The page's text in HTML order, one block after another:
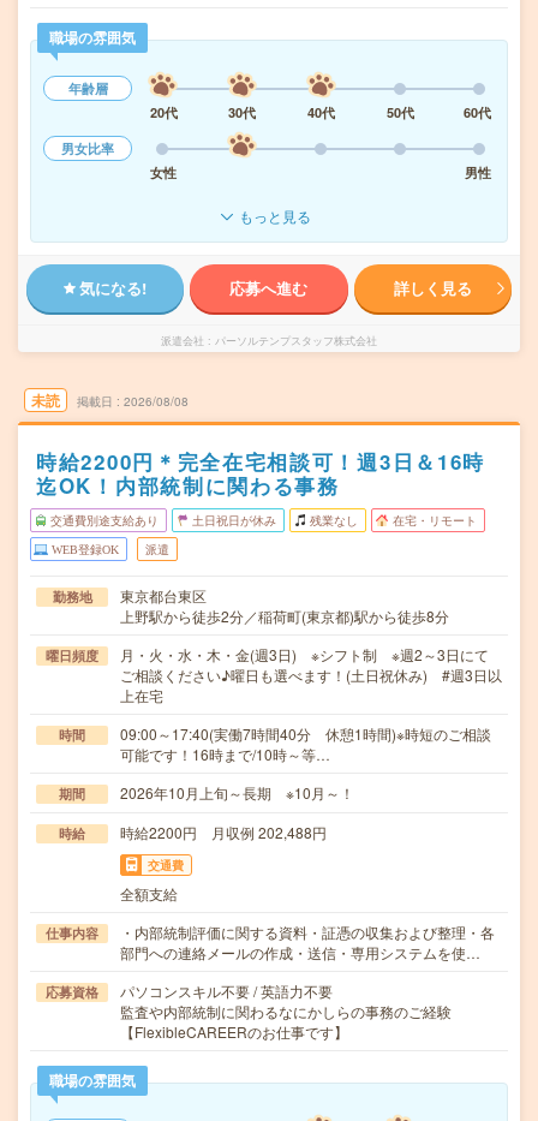
職場の雰囲気
年齢層
20代
30代 40代 50代
60代
男女比率
女性
男性
もっと見る
気になる! 応募へ進む 詳しく見る
派遣会社 パーソルテンプスタッフ株式会社
未読 掲載日 2026/08/08
時給2200円＊完全在宅相談可！週3日＆16時
迄OK！内部統制に関わる事務
交通費別途支給あり 土日祝日が休み 残業なし 在宅・リモート
WEB登録OK 派遣
勤務地
東京都台東区
上野駅から徒歩2分／稲荷町(東京都)駅から徒歩8分
曜日頻度
月・火・水・木・金(週3日) ※シフト制 ※週2～3日にて
ご相談ください♪曜日も選べます！(土日祝休み) #週3日以
上在宅
時間
09:00～17:40(実働7時間40分 休憩1時間)※時短のご相談
可能です！16時まで/10時～等…
期間 2026年10月上旬～長期 ※10月～！
時給 時給2200円 月収例 202,488円
交通費
全額支給
仕事内容
・内部統制評価に関する資料・証憑の収集および整理・各
部門への連絡メールの作成・送信・専用システムを使…
応募資格
パソコンスキル不要 / 英語力不要
監査や内部統制に関わるなにかしらの事務のご経験
【FlexibleCAREERのお仕事です】
職場の雰囲気